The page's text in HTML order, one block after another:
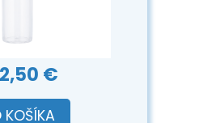
€
KOŠÍKA